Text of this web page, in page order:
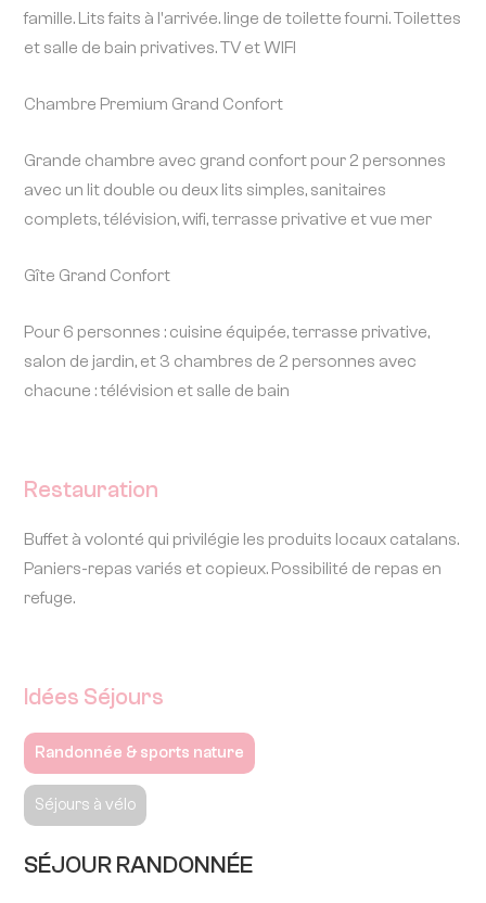
famille. Lits faits à l'arrivée. linge de toilette fourni. Toilettes
et salle de bain privatives. TV et WIFI
Chambre Premium Grand Confort
Grande chambre avec grand confort pour 2 personnes
avec un lit double ou deux lits simples, sanitaires
complets, télévision, wifi, terrasse privative et vue mer
Gîte Grand Confort
Pour 6 personnes : cuisine équipée, terrasse privative,
salon de jardin, et 3 chambres de 2 personnes avec
chacune : télévision et salle de bain
Restauration
Buffet à volonté qui privilégie les produits locaux catalans.
Paniers-repas variés et copieux. Possibilité de repas en
refuge.
Idées Séjours
Randonnée & sports nature
Séjours à vélo
SÉJOUR RANDONNÉE